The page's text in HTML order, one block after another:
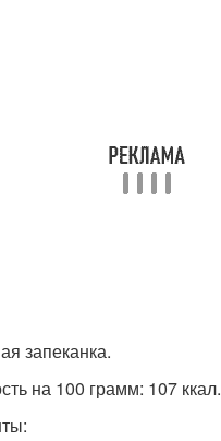
запеканка.
на 100 грамм: 107 ккал.